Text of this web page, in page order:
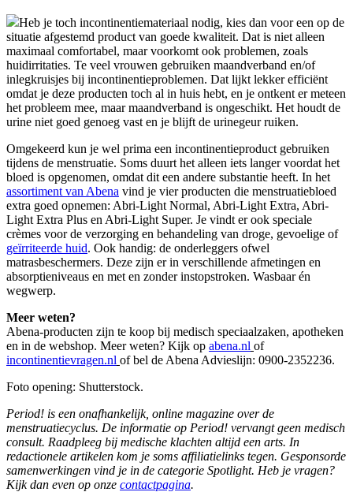
Heb je toch incontinentiemateriaal nodig, kies dan voor een op de
situatie afgestemd product van goede kwaliteit. Dat is niet alleen
maximaal comfortabel, maar voorkomt ook problemen, zoals
huidirritaties. Te veel vrouwen gebruiken maandverband en/of
inlegkruisjes bij incontinentieproblemen. Dat lijkt lekker efficiënt
omdat je deze producten toch al in huis hebt, en je ontkent er meteen
het probleem mee, maar maandverband is ongeschikt. Het houdt de
urine niet goed genoeg vast en je blijft de urinegeur ruiken.
Omgekeerd kun je wel prima een incontinentieproduct gebruiken
tijdens de menstruatie. Soms duurt het alleen iets langer voordat het
bloed is opgenomen, omdat dit een andere substantie heeft. In het
assortiment van Abena vind je vier producten die menstruatiebloed
extra goed opnemen: Abri-Light Normal, Abri-Light Extra, Abri-
Light Extra Plus en Abri-Light Super. Je vindt er ook speciale
crèmes voor de verzorging en behandeling van droge, gevoelige of
geïrriteerde huid. Ook handig: de onderleggers ofwel
matrasbeschermers. Deze zijn er in verschillende afmetingen en
absorptieniveaus en met en zonder instopstroken. Wasbaar én
wegwerp.
Meer weten?
Abena-producten zijn te koop bij medisch speciaalzaken, apotheken
en in de webshop. Meer weten? Kijk op abena.nl of
incontinentievragen.nl of bel de Abena Advieslijn: 0900-2352236.
Foto opening: Shutterstock.
Period! is een onafhankelijk, online magazine over de
menstruatiecyclus. De informatie op Period! vervangt geen medisch
consult. Raadpleeg bij medische klachten altijd een arts. In
redactionele artikelen kom je soms affiliatielinks tegen. Gesponsorde
samenwerkingen vind je in de categorie Spotlight. Heb je vragen?
Kijk dan even op onze contactpagina.